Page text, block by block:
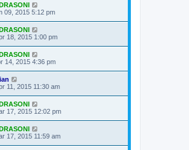
09, 2015 5:12 pm
18, 2015 1:00 pm
14, 2015 4:36 pm
11, 2015 11:30 am
17, 2015 12:02 pm
17, 2015 11:59 am